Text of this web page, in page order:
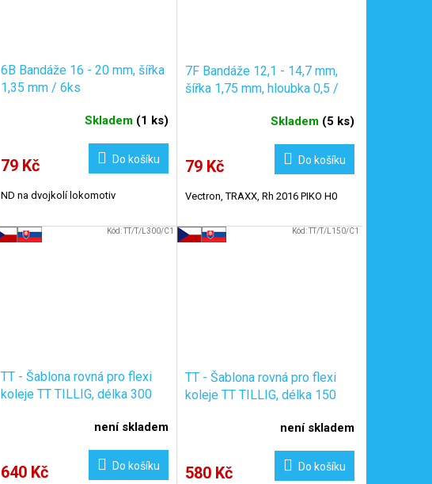
6B Bandáže 16 - 20 mm, šířka
1,35 mm / 6ks
Skladem (1 ks)
79 Kč Do košíku
ND na dvojkolí lokomotiv
7F Bandáže 12,1 - 14,7 mm,
šířka 1,75 mm, hloubka 0,5 /
Skladem (5 ks)
79 Kč Do košíku
Vectron, TRAXX, Rh 2016 PIKO H0
TT - Šablona rovná pro flexi
koleje TT TILLIG, délka 300
KaModel TT/T/L300/C1
není skladem
640 Kč Do košíku
Kód:TT/T/L300/C1
TT - Šablona rovná pro flexi
koleje TT TILLIG, délka 150
KaModel TT/T/L150/C1
není skladem
580 Kč Do košíku
Kód:TT/T/L150/C1